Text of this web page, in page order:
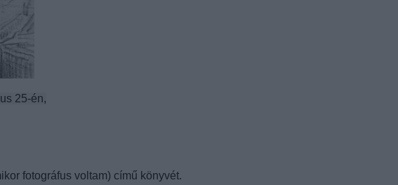
25-én,
fotográfus voltam) című könyvét.